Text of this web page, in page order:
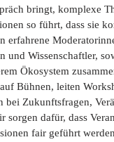
bringt, komplexe
so führt, dass sie
erfahrene
und Wissenschaftler,
Ökosystem
Bühnen, leiten
bei Zukunftsfragen,
sorgen dafür, dass
fair geführt